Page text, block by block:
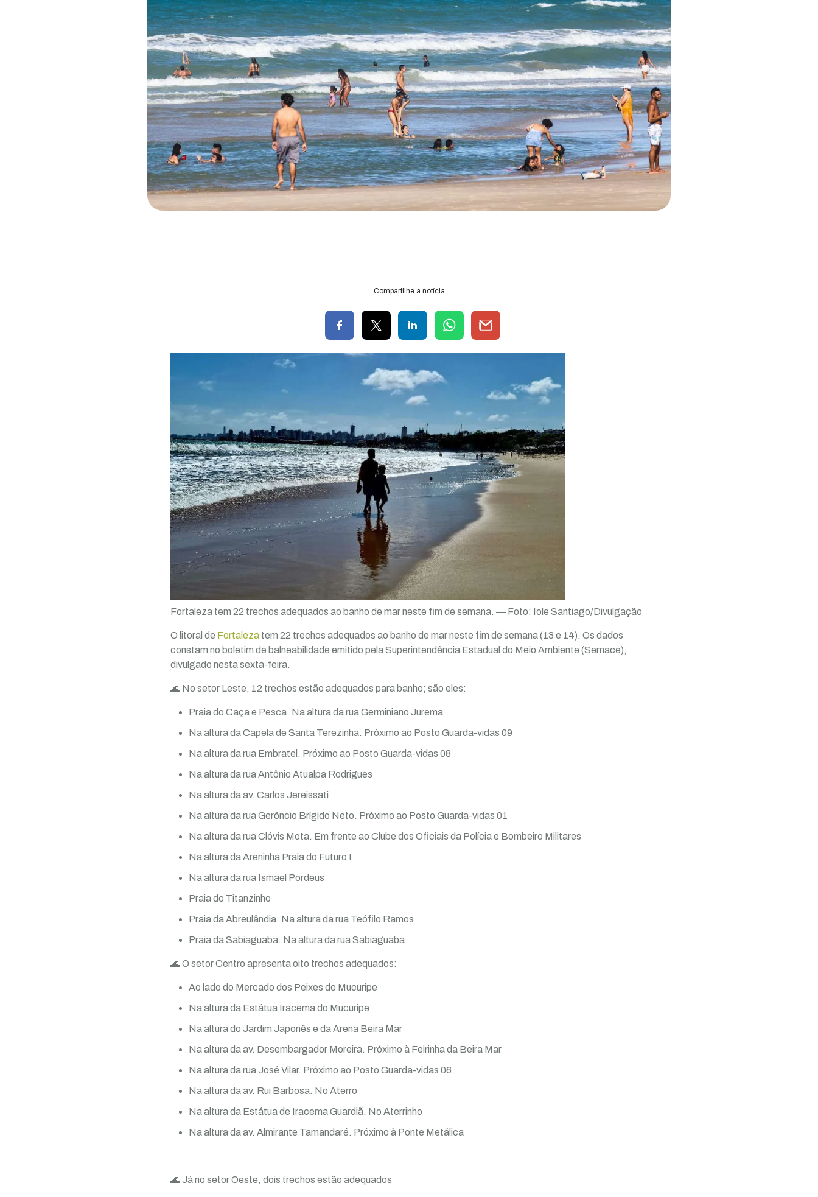
Compartilhe a notícia
Fortaleza tem 22 trechos adequados ao banho de mar neste fim de semana. — Foto: Iole Santiago/Divulgação
O litoral de Fortaleza tem 22 trechos adequados ao banho de mar neste fim de semana (13 e 14). Os dados
constam no boletim de balneabilidade emitido pela Superintendência Estadual do Meio Ambiente (Semace),
divulgado nesta sexta-feira.
🌊 No setor Leste, 12 trechos estão adequados para banho; são eles:
Praia do Caça e Pesca. Na altura da rua Germiniano Jurema
Na altura da Capela de Santa Terezinha. Próximo ao Posto Guarda-vidas 09
Na altura da rua Embratel. Próximo ao Posto Guarda-vidas 08
Na altura da rua Antônio Atualpa Rodrigues
Na altura da av. Carlos Jereissati
Na altura da rua Gerôncio Brígido Neto. Próximo ao Posto Guarda-vidas 01
Na altura da rua Clóvis Mota. Em frente ao Clube dos Oficiais da Polícia e Bombeiro Militares
Na altura da Areninha Praia do Futuro I
Na altura da rua Ismael Pordeus
Praia do Titanzinho
Praia da Abreulândia. Na altura da rua Teófilo Ramos
Praia da Sabiaguaba. Na altura da rua Sabiaguaba
🌊 O setor Centro apresenta oito trechos adequados:
Ao lado do Mercado dos Peixes do Mucuripe
Na altura da Estátua Iracema do Mucuripe
Na altura do Jardim Japonês e da Arena Beira Mar
Na altura da av. Desembargador Moreira. Próximo à Feirinha da Beira Mar
Na altura da rua José Vilar. Próximo ao Posto Guarda-vidas 06.
Na altura da av. Rui Barbosa. No Aterro
Na altura da Estátua de Iracema Guardiã. No Aterrinho
Na altura da av. Almirante Tamandaré. Próximo à Ponte Metálica
🌊 Já no setor Oeste, dois trechos estão adequados